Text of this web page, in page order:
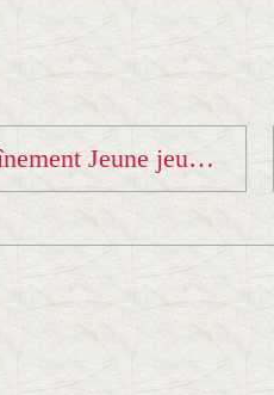
Inscriptions Entraînement Jeune jeudi 2 juillet :